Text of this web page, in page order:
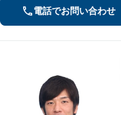
電話でお問い合わせ